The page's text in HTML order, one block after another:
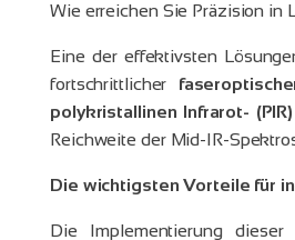
Wie erreichen Sie Präzision in
Eine der effektivsten
fortschrittlicher
polykristallinen Infrarot- (PIR)
Reichweite der Mid-IR-
Die wichtigsten Vorteile für
Die Implementierung